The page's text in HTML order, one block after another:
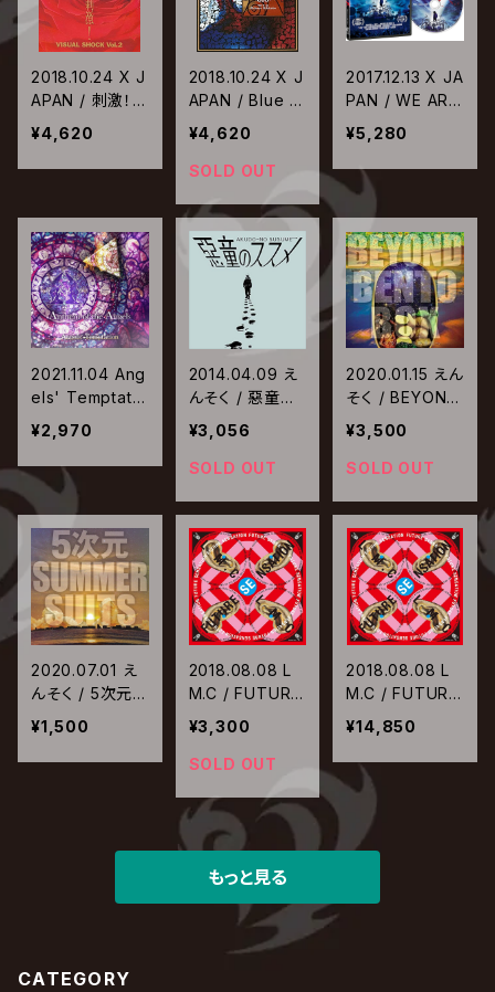
2018.10.24 X J
APAN / 刺激！
VISUAL SHOC
K Vol.2【Blu-ra
y】
¥4,620
2018.10.24 X J
APAN / Blue Bl
ood Tour 爆発
寸前GIG【Blu-ra
y】
¥4,620
SOLD OUT
2017.12.13 X JA
PAN / WE ARE
X【Blu-rayスタ
ンダード・エディ
ション】
¥5,280
2021.11.04 Ang
els' Temptatio
n / Anthem of
the Angels
¥2,970
2014.04.09 え
んそく / 惡童の
ススメ
¥3,056
SOLD OUT
2020.01.15 えん
そく / BEYOND
BENTO BOX〜
ボクラの5次元
弁当箱〜
¥3,500
SOLD OUT
2020.07.01 え
んそく / 5次元S
UMMER SUITS
¥1,500
2018.08.08 L
M.C / FUTURE
SENSATION
【通常盤】
¥3,300
SOLD OUT
2018.08.08 L
M.C / FUTURE
SENSATION
【完全生産限定
盤】
¥14,850
もっと見る
CATEGORY